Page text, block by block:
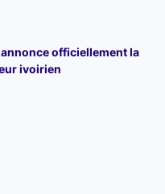
annonce officiellement la
ivoirien